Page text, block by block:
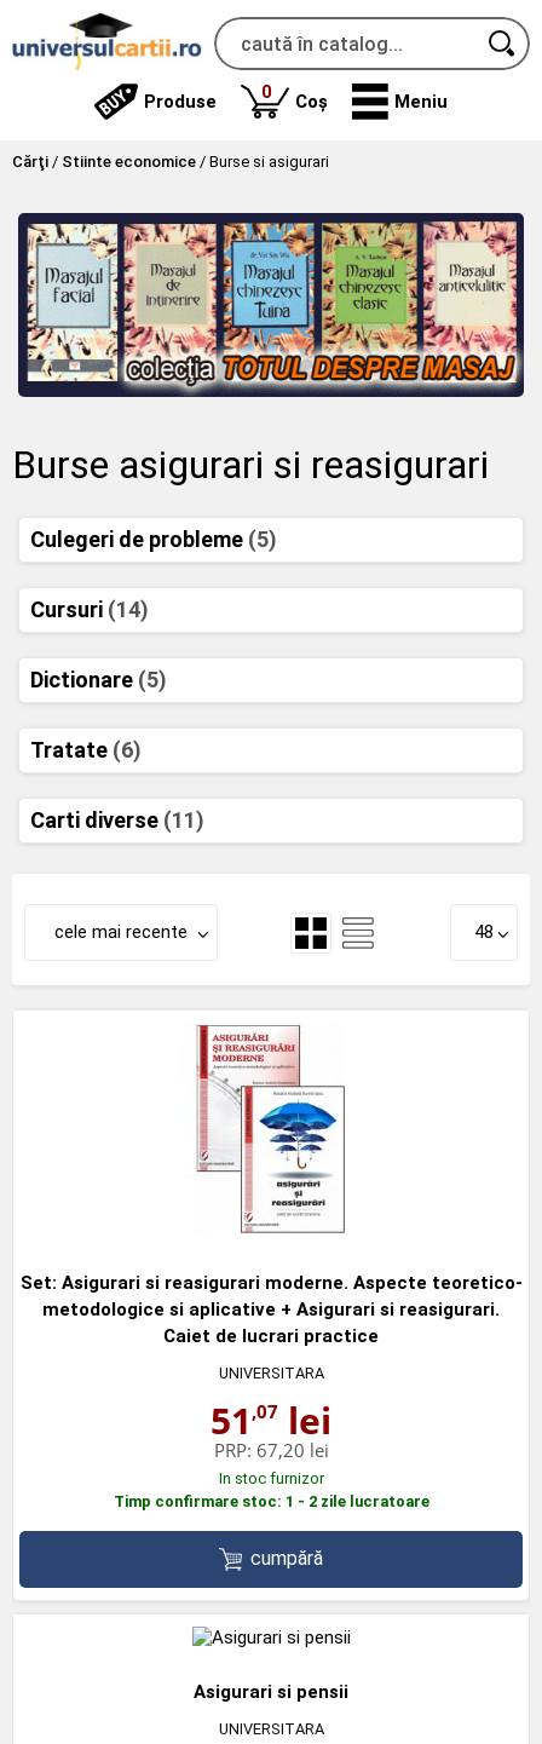
Produse 0produse
Coș Meniu
Cărţi / Stiinte economice / Burse si asigurari
Burse asigurari si reasigurari
Culegeri de probleme (5)
Cursuri (14)
Dictionare (5)
Tratate (6)
Carti diverse (11)
cele mai recente 48
Set: Asigurari si reasigurari moderne. Aspecte teoretico-
metodologice si aplicative + Asigurari si reasigurari.
Caiet de lucrari practice
UNIVERSITARA
51 ,07 lei
PRP: 67,20 lei
In stoc furnizor
Timp confirmare stoc: 1 - 2 zile lucratoare
cumpără
Asigurari si pensii
UNIVERSITARA